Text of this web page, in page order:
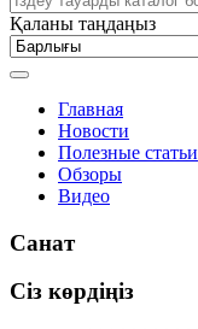
Қаланы таңдаңыз
Главная
Новости
Полезные статьи
Обзоры
Видео
Санат
Сіз көрдіңіз